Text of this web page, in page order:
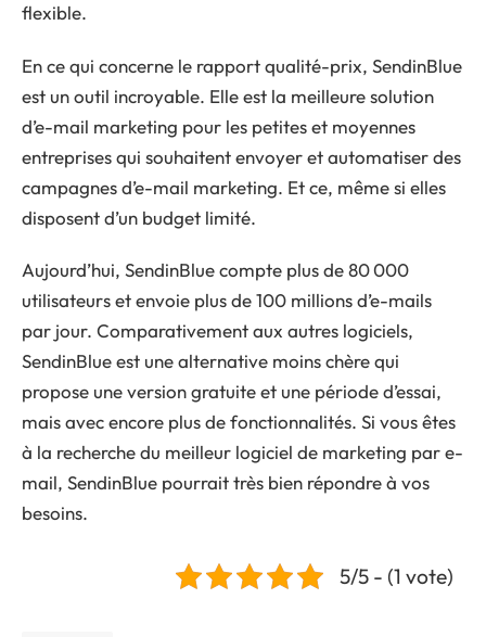
flexible.
En ce qui concerne le rapport qualité-prix, SendinBlue
est un outil incroyable. Elle est la meilleure solution
d’e-mail marketing pour les petites et moyennes
entreprises qui souhaitent envoyer et automatiser des
campagnes d’e-mail marketing. Et ce, même si elles
disposent d’un budget limité.
Aujourd’hui, SendinBlue compte plus de 80 000
utilisateurs et envoie plus de 100 millions d’e-mails
par jour. Comparativement aux autres logiciels,
SendinBlue est une alternative moins chère qui
propose une version gratuite et une période d’essai,
mais avec encore plus de fonctionnalités. Si vous êtes
à la recherche du meilleur logiciel de marketing par e-
mail, SendinBlue pourrait très bien répondre à vos
besoins.
5/5 - (1 vote)